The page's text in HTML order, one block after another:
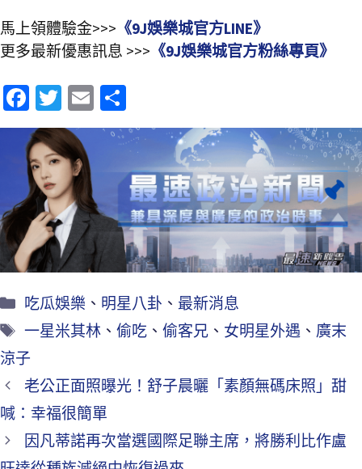
馬上領體驗金>>> 《9J娛樂城官方LINE》
更多最新優惠訊息 >>> 《9J娛樂城官方粉絲專頁》
Fa
ce
b
o
o
k
T
wi
tt
er
E
m 享
吃瓜娛樂 、 明星八卦 、 最新消息
一星米其林 、偷吃 、偷客兄 、 女明星外遇 、 廣末
涼子
老公正面照曝光！舒子晨曬「素顏無碼床照」甜
喊：幸福很簡單
因凡蒂諾再次當選國際足聯主席，將勝利比作盧